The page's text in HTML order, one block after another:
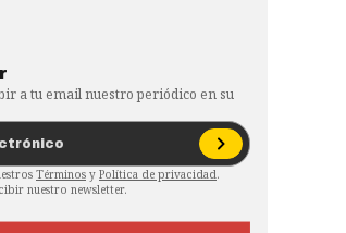
a tu email nuestro periódico en su
Términos y Política de privacidad.
nuestro newsletter.